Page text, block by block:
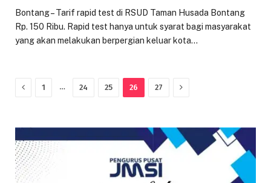
Bontang – Tarif rapid test di RSUD Taman Husada Bontang
Rp. 150 Ribu. Rapid test hanya untuk syarat bagi masyarakat
yang akan melakukan berpergian keluar kota…
Previous
1 … 24 25 26 27 Next